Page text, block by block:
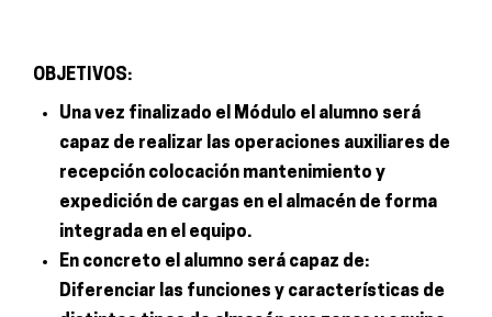
OBJETIVOS:
Una vez finalizado el Módulo el alumno será
capaz de realizar las operaciones auxiliares de
recepción colocación mantenimiento y
expedición de cargas en el almacén de forma
integrada en el equipo.
En concreto el alumno será capaz de:
Diferenciar las funciones y características de